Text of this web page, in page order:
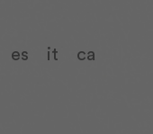
es it ca